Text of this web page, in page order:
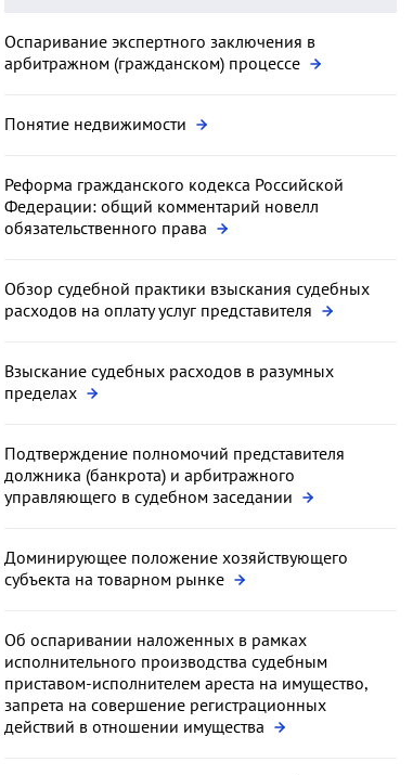
Оспаривание экспертного заключения в
арбитражном (гражданском) процессе
Понятие недвижимости
Реформа гражданского кодекса Российской
Федерации: общий комментарий новелл
обязательственного права
Обзор судебной практики взыскания судебных
расходов на оплату услуг представителя
Взыскание судебных расходов в разумных
пределах
Подтверждение полномочий представителя
должника (банкрота) и арбитражного
управляющего в судебном заседании
Доминирующее положение хозяйствующего
субъекта на товарном рынке
Об оспаривании наложенных в рамках
исполнительного производства судебным
приставом-исполнителем ареста на имущество,
запрета на совершение регистрационных
действий в отношении имущества